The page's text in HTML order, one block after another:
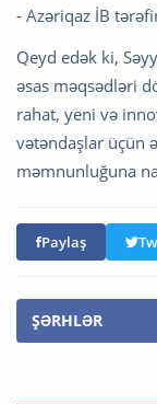
- Azəriqaz İB
Qeyd edək ki,
əsas məqsədləri
rahat, yeni və
vətəndaşlar üçün
məmnunluğuna
Paylaş
ŞƏRHLƏR